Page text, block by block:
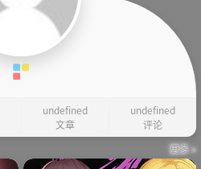
undefined
文章
undefined
评论
更多 »